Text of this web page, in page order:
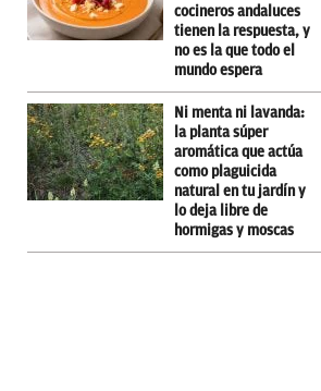
cocineros andaluces
tienen la respuesta, y
no es la que todo el
mundo espera
Ni menta ni lavanda:
la planta súper
aromática que actúa
como plaguicida
natural en tu jardín y
lo deja libre de
hormigas y moscas